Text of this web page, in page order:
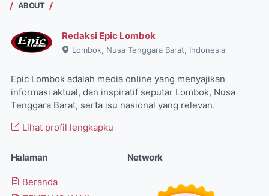
ABOUT
Redaksi Epic Lombok
Lombok, Nusa Tenggara Barat, Indonesia
Epic Lombok adalah media online yang menyajikan
informasi aktual, dan inspiratif seputar Lombok, Nusa
Tenggara Barat, serta isu nasional yang relevan.
Lihat profil lengkapku
Halaman
Beranda
Network